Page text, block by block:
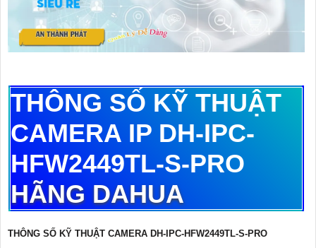
THÔNG SỐ KỸ THUẬT
CAMERA IP DH-IPC-
HFW2449TL-S-PRO
HÃNG DAHUA
THÔNG SỐ KỸ THUẬT CAMERA DH-IPC-HFW2449TL-S-PRO